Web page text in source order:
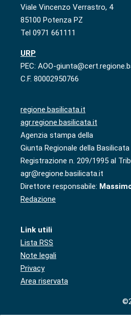
Viale Vincenzo Verrastro, 4
85100 Potenza PZ
Tel 0971 661111
URP
PEC: AOO-
C.F. 80002950766
regione.basilicata.it
agr.regione.basilicata.it
Agenzia stampa della
Giunta Regionale della Basilicata
Registrazione n. 209/1995 al
agr@regione.basilicata.it
Direttore responsabile:
Redazione
Link utili
Lista RSS
Note legali
Privacy
Area riservata